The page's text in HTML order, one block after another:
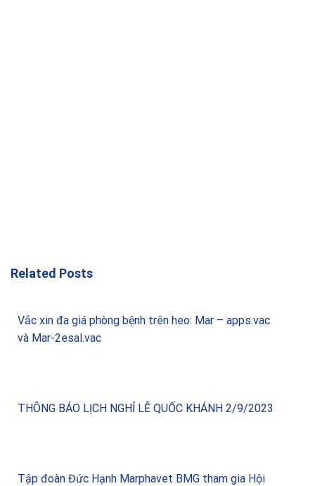
Related Posts
Vắc xin đa giá phòng bệnh trên heo: Mar – apps.vac
và Mar-2esal.vac
THÔNG BÁO LỊCH NGHỈ LỄ QUỐC KHÁNH 2/9/2023
Tập đoàn Đức Hạnh Marphavet BMG tham gia Hội